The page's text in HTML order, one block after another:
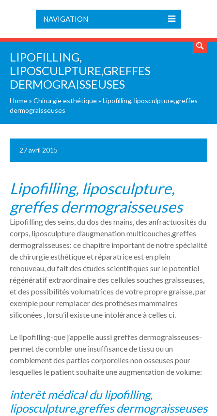
NAVIGATION
LIPOFILLING,
LIPOSCULPTURE,GREFFES
DERMOGRAISSEUSES
Home» Chirurgie esthétique» Lipofilling, liposculpture,greffes
dermograisseuses
27 avril 2015
Lipofilling, liposculpture,
greffes dermograisseuses
Lipofilling des seins, du dos des mains, des anfractuosités du
corps, liposculpture d’augmenation multicouches,greffes
dermograisseuses: ce chapitre important de notre spécialité
de chirurgie esthétique et réparatrice est en plein
renouveau, du fait des études scientifiques sur le potentiel
régénératif extraordinaire des cellules souches graisseuses,
et des possibilités volumatrices de votre propre graisse, par
exemple pour remplacer des prothèses mammaires
siliconées , lorsu’il existe une intolérance à celles ci.
Le lipofilling-que j’appelle aussi greffes dermograisseuses-
permet de combler une insuffisance de tissu ou un
comblement des parties corporelles non osseuses pour
lesquelles le patient souhaite une augmentation de volume:
interêt médical du lipofilling,
liposculpture,greffes dermograisseuses